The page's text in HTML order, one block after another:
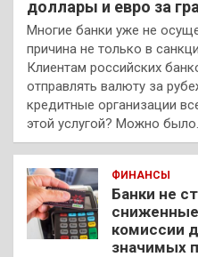
доллары и евро за
Многие банки уже не
причина не только в
Клиентам российских
отправлять валюту за
кредитные организации
этой услугой? Можно было…
ФИНАНСЫ
Банки не
комиссии
значимых